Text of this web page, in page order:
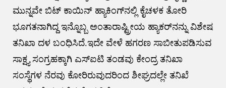
ಮುನ್ನವೇ ಬಿಟ್ ಕಾಯಿನ್ ಹ್ಯಾಕಿಂಗ್​ನಲ್ಲಿ ಕೈಚಳಕ ತೋರಿ
ಭೂಗತನಾಗಿದ್ದ ಇನ್ನೊಬ್ಬ ಅಂತಾರಾಷ್ಟ್ರೀಯ ಹ್ಯಾಕರ್​ನನ್ನು ವಿಶೇಷ
ತನಿಖಾ ದಳ ಬಂಧಿಸಿದೆ.ಇದೇ ವೇಳೆ ಹಗರಣ ಸಾಬೀತುಪಡಿಸುವ
ಸಾಕ್ಷ್ಯ ಸಂಗ್ರಹಕ್ಕಾಗಿ ಎಸ್​ಐಟಿ ತಂಡವು ಕೇಂದ್ರ ತನಿಖಾ
ಸಂಸ್ಥೆಗಳ ನೆರವು ಕೋರಿರುವುದರಿಂದ ಶೀಘ್ರದಲ್ಲೇ ತನಿಖೆ